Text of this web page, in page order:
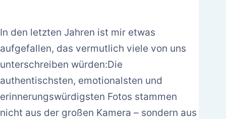
In den letzten Jahren ist mir etwas
aufgefallen, das vermutlich viele von uns
unterschreiben würden:Die
authentischsten, emotionalsten und
erinnerungswürdigsten Fotos stammen
nicht aus der großen Kamera – sondern aus